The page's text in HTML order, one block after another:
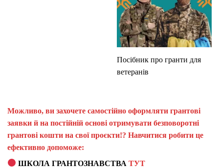
Посібник про гранти для
ветеранів
Можливо, ви захочете самостійно оформляти грантові
заявки й на постійній основі отримувати безповоротні
грантові кошти на свої проєкти!? Навчитися робити це
ефективно допоможе:
ШКОЛА ГРАНТОЗНАВСТВАТУТ